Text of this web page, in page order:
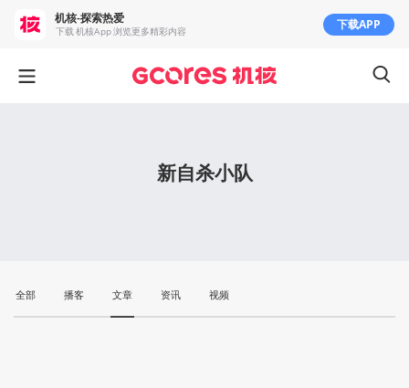
新自杀小队
全部 播客 文章 资讯 视频
机核-探索热爱
下载 机核App 浏览更多精彩内容 下载APP